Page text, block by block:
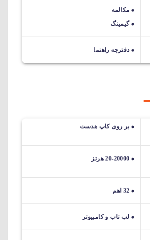
مکالمه
گیمینگ
دفترچه راهنما
بر روی کاپ هدست
20-20000 هرتز
32 اهم
لپ تاپ و کامپیوتر